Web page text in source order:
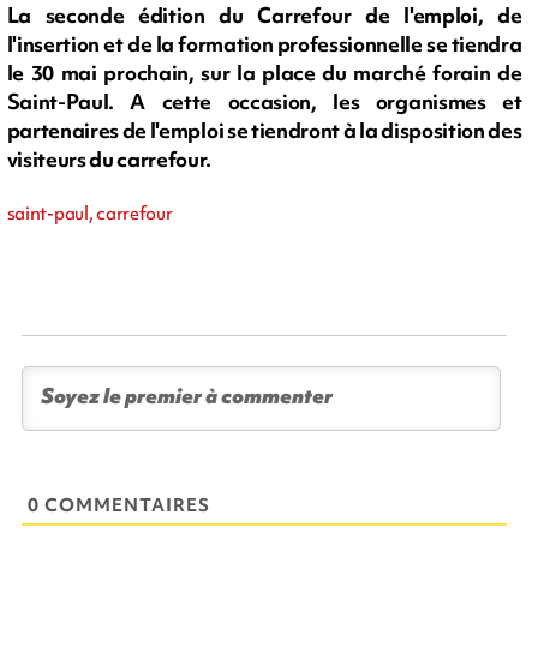
La seconde édition du Carrefour de l'emploi, de
l'insertion et de la formation professionnelle se tiendra
le 30 mai prochain, sur la place du marché forain de
Saint-Paul. A cette occasion, les organismes et
partenaires de l'emploi se tiendront à la disposition des
visiteurs du carrefour.
saint-paul, carrefour
0 COMMENTAIRES